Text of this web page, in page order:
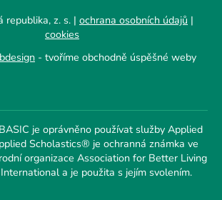
republika, z. s. | ochrana osobních údajů |
cookies
- tvoříme obchodně úspěšné weby
je oprávněno používat služby Applied
Scholastics® je ochranná známka ve
organizace Association for Better Living
a je použita s jejím svolením.